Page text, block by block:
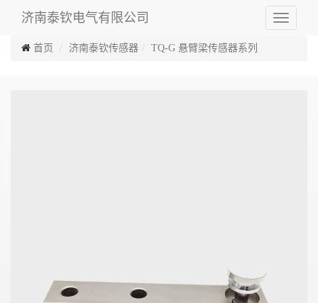
济南泰钦电气有限公司
Toggle
首页
济南泰钦传感器 TQ-G 悬臂梁传感器系列